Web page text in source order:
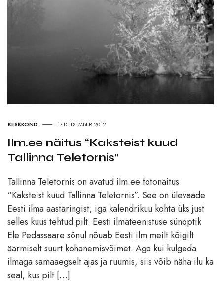
KESKKOND 17.DETSEMBER 2012
Ilm.ee näitus “Kaksteist kuud
Tallinna Teletornis”
Tallinna Teletornis on avatud ilm.ee fotonäitus
“Kaksteist kuud Tallinna Teletornis”. See on ülevaade
Eesti ilma aastaringist, iga kalendrikuu kohta üks just
selles kuus tehtud pilt. Eesti ilmateenistuse sünoptik
Ele Pedassaare sõnul nõuab Eesti ilm meilt kõigilt
äärmiselt suurt kohanemisvõimet. Aga kui kulgeda
ilmaga samaaegselt ajas ja ruumis, siis võib näha ilu ka
seal, kus pilt […]